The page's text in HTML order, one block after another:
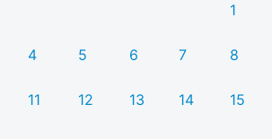
1
4 5 6 7 8
11 12 13 14 15